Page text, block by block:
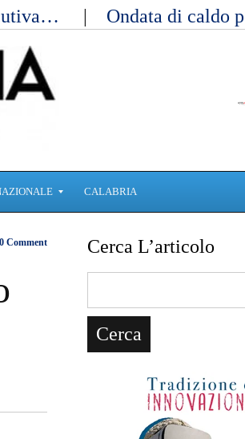
Ondata di
CALABRIA
0 Comment Cerca L’articolo